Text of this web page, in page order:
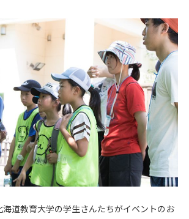
道教育大学の学生さんたちがイベントのお